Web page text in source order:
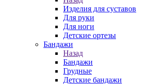
Изделия для суставов
Для руки
Для ноги
Детские ортезы
Бандажи
Назад
Бандажи
Грудные
Детские бандажи